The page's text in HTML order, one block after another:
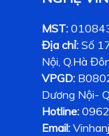
MST:
Địa chỉ: Số
Nội, Q.Hà
VPGD:
Dương Nội-
Hotline:
Email: